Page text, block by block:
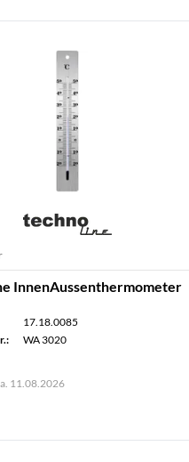
InnenAussenthermometer
17.18.0085
WA 3020
11.08.2026